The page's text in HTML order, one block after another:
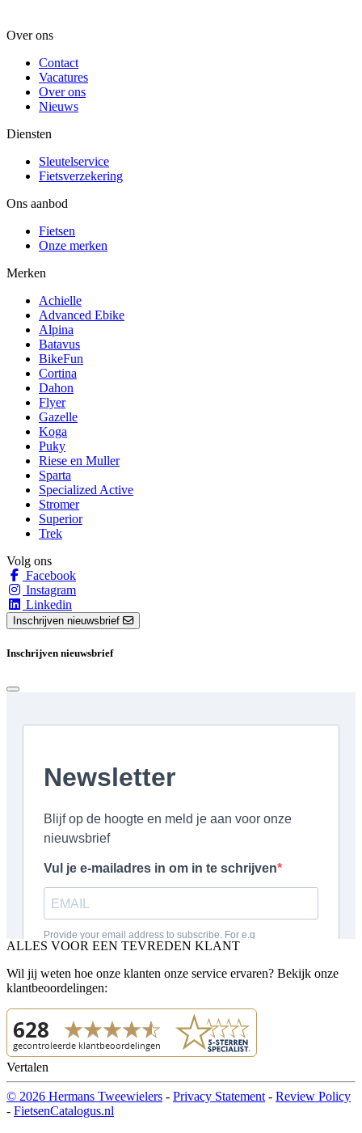
Over ons
Contact
Vacatures
Over ons
Nieuws
Diensten
Sleutelservice
Fietsverzekering
Ons aanbod
Fietsen
Onze merken
Merken
Achielle
Advanced Ebike
Alpina
Batavus
BikeFun
Cortina
Dahon
Flyer
Gazelle
Koga
Puky
Riese en Muller
Sparta
Specialized Active
Stromer
Superior
Trek
Volg ons
Facebook
Instagram
Linkedin
Inschrijven nieuwsbrief
Inschrijven nieuwsbrief
ALLES VOOR EEN TEVREDEN KLANT
Wil jij weten hoe onze klanten onze service ervaren? Bekijk onze
klantbeoordelingen:
Vertalen
© 2026 Hermans Tweewielers - Privacy Statement - Review Policy
- FietsenCatalogus.nl